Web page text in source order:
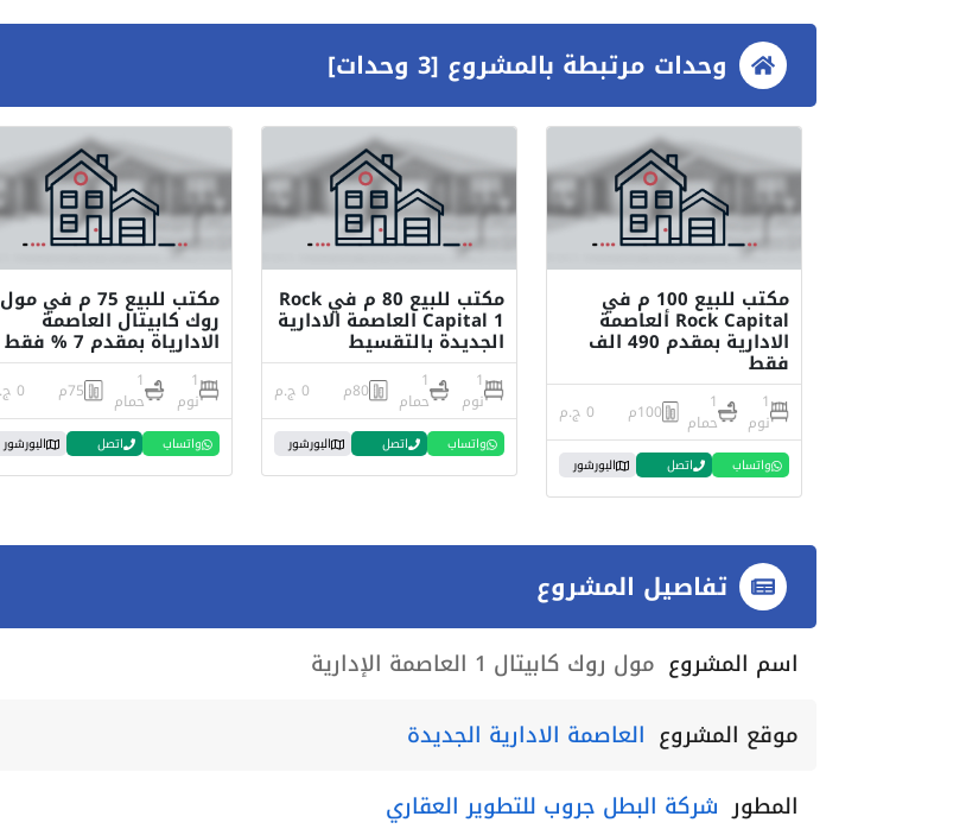
وحدات مرتبطة بالمشروع [3 وحدات]
مكتب للبيع 100 م في
Rock Capital ألعاصمة
الادارية بمقدم 490 الف
فقط
1
نوم
1
حمام
100م 0 ج.م
واتساب اتصل البورشور
مكتب للبيع 80 م في Rock
Capital 1 العاصمة الادارية
الجديدة بالتقسيط
1
نوم
1
حمام
80م 0 ج.م
واتساب اتصل البورشور
مكتب للبيع 75 م في مول
روك كابيتال العاصمة
الادارياة بمقدم 7 % فقط
1
نوم
1
حمام
75م 0 ج.م
واتساب اتصل البورشور
تفاصيل المشروع
اسم المشروع مول روك كابيتال 1 العاصمة الإدارية
موقع المشروع العاصمة الادارية الجديدة
المطور شركة البطل جروب للتطوير العقاري